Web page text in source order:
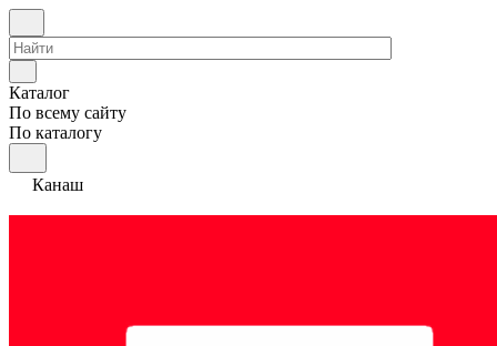
Каталог
По всему сайту
По каталогу
Канаш